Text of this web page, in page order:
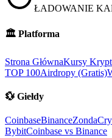
ŁADOWANIE
🏛️ Platforma
Strona GłównaKursy
TOP 100Airdropy (Gratis)
💱 Giełdy
CoinbaseBinance
BybitCoinbase vs Binance